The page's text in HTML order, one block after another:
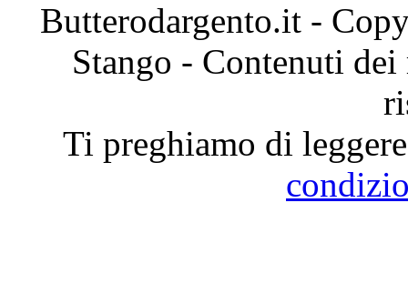
Butterodargento.it -
Stango - Contenuti
Ti preghiamo di